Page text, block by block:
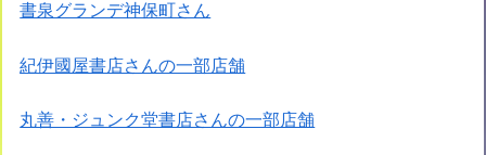
書泉グランデ神保町さん
紀伊國屋書店さんの一部店舗
丸善・ジュンク堂書店さんの一部店舗